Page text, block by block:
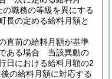
職務の等級を異にする
長の定める給料月額と
直前の給料月額が基準
ある場合 当該異動の
日における給料月額の2
の給料月額に対応する